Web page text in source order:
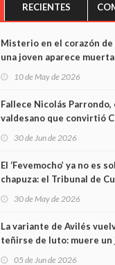
RECIENTES
Misterio en el corazón de
una joven aparece
cámaras captan sus últimos
minutos
10 de May de 2026
Fallece Nicolás Parrondo,
valdesano que convirtió
30 de Jun de 2026
El ‘Fevemocho’ ya no es
chapuza: el Tribunal de
sobrecoste de los trenes
cabían por los túneles
30 de May de 2026
La variante de Avilés
teñirse de luto: muere un
05 de Jun de 2026